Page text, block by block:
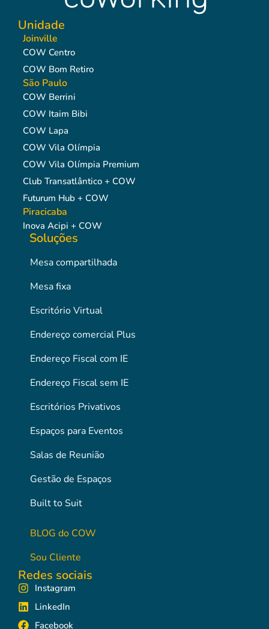
Unidade
Joinville
COW Centro
COW Bom Retiro
São Paulo
COW Berrini
COW Itaim Bibi
COW Lapa
COW Vila Olímpia
COW Vila Olímpia Premium
Club Transatlântico + COW
Futurum Hub + COW
Piracicaba
Inova Acipi + COW
Soluções
Mesa compartilhada
Mesa fixa
Escritório Virtual
Endereço comercial Plus
Endereço Fiscal com IE
Endereço Fiscal sem IE
Escritórios Privativos
Espaços para Eventos
Salas de Reunião
Gestão de Espaços
Built to Suit
BLOG do COW
Sou Cliente
Redes sociais
Instagram
LinkedIn
Facebook